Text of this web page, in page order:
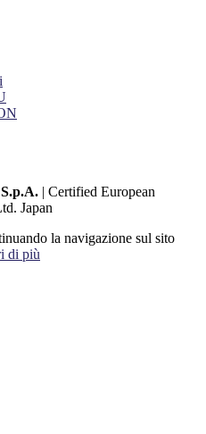
| Certified European
Japan
la navigazione sul sito
di più